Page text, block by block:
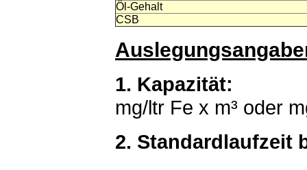
Öl-Gehalt
CSB
1. Kapazität:
mg/ltr Fe x m³ oder
2. Standardlaufzeit